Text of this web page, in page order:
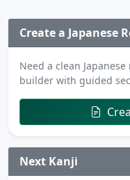
Create a Japanese
Need a clean
builder with guided
Next Kanji